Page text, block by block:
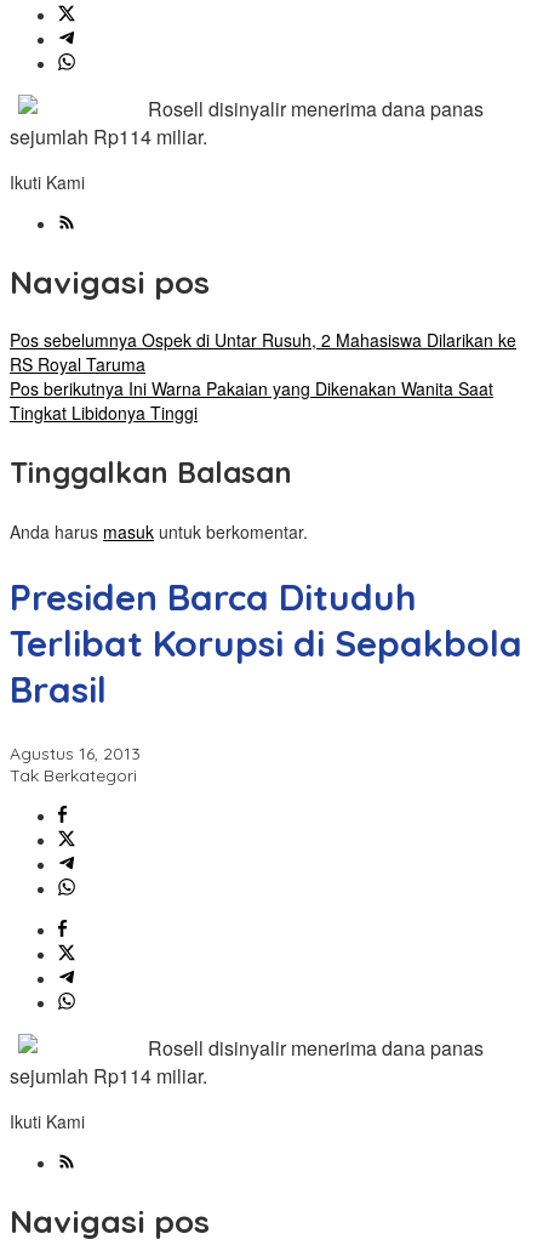
Rosell disinyalir menerima dana panas
sejumlah Rp114 miliar.
Ikuti Kami
Navigasi pos
Pos sebelumnya Ospek di Untar Rusuh, 2 Mahasiswa Dilarikan ke
RS Royal Taruma
Pos berikutnya Ini Warna Pakaian yang Dikenakan Wanita Saat
Tingkat Libidonya Tinggi
Tinggalkan Balasan
Anda harus masuk untuk berkomentar.
Presiden Barca Dituduh
Terlibat Korupsi di Sepakbola
Brasil
Agustus 16, 2013
Tak Berkategori
Rosell disinyalir menerima dana panas
sejumlah Rp114 miliar.
Ikuti Kami
Navigasi pos